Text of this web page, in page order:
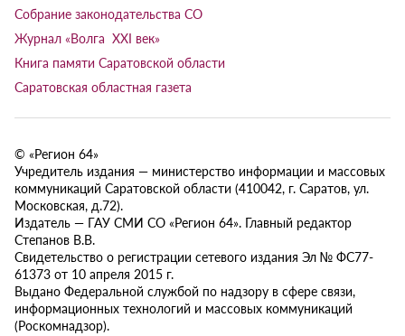
Собрание законодательства СО
Журнал «Волга XXI век»
Книга памяти Саратовской области
Саратовская областная газета
© «Регион 64»
Учредитель издания — министерство информации и массовых
коммуникаций Саратовской области (410042, г. Саратов, ул.
Московская, д.72).
Издатель — ГАУ СМИ СО «Регион 64». Главный редактор
Степанов В.В.
Свидетельство о регистрации сетевого издания Эл № ФС77-
61373 от 10 апреля 2015 г.
Выдано Федеральной службой по надзору в сфере связи,
информационных технологий и массовых коммуникаций
(Роскомнадзор).